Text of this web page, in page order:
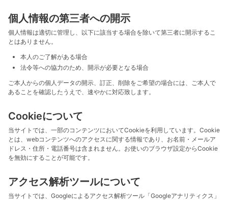
個人情報の第三者への開示
個人情報は適切に管理し、以下に該当する場合を除いて第三者に開示するこ
とはありません。
本人のご了解がある場合
法令等への協力のため、開示が必要となる場合
ご本人からの個人データの開示、訂正、削除をご希望の場合には、ご本人で
あることを確認したうえで、速やかに対応致します。
Cookieについて
当サイトでは、一部のコンテンツにおいてCookieを利用しています。Cookie
とは、webコンテンツへのアクセスに関する情報であり、お名前・メールア
ドレス・住所・電話番号は含まれません。お使いのブラウザ設定からCookie
を無効にすることが可能です。
アクセス解析ツールについて
当サイトでは、Googleによるアクセス解析ツール「Googleアナリティクス」